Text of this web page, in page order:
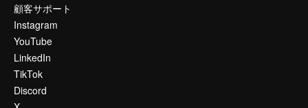
顧客サポート
Instagram
YouTube
LinkedIn
TikTok
Discord